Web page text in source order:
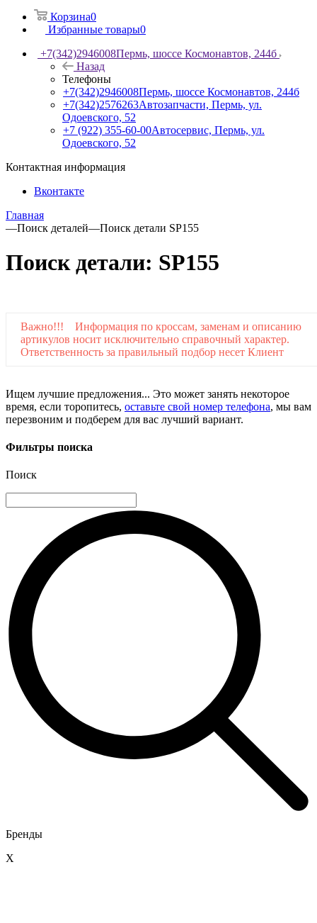
Корзина0
Избранные товары0
+7(342)2946008Пермь, шоссе Космонавтов, 244б
Назад
Телефоны
+7(342)2946008Пермь, шоссе Космонавтов, 244б
+7(342)2576263Автозапчасти, Пермь, ул.
Одоевского, 52
+7 (922) 355-60-00Автосервис, Пермь, ул.
Одоевского, 52
Контактная информация
Вконтакте
Главная
—Поиск деталей—Поиск детали SP155
Поиск детали: SP155
Важно!!! Информация по кроссам, заменам и описанию
артикулов носит исключительно справочный характер.
Ответственность за правильный подбор несет Клиент
Ищем лучшие предложения... Это может занять некоторое
время, если торопитесь, оставьте свой номер телефона, мы вам
перезвоним и подберем для вас лучший вариант.
Фильтры поиска
Поиск
Бренды
X